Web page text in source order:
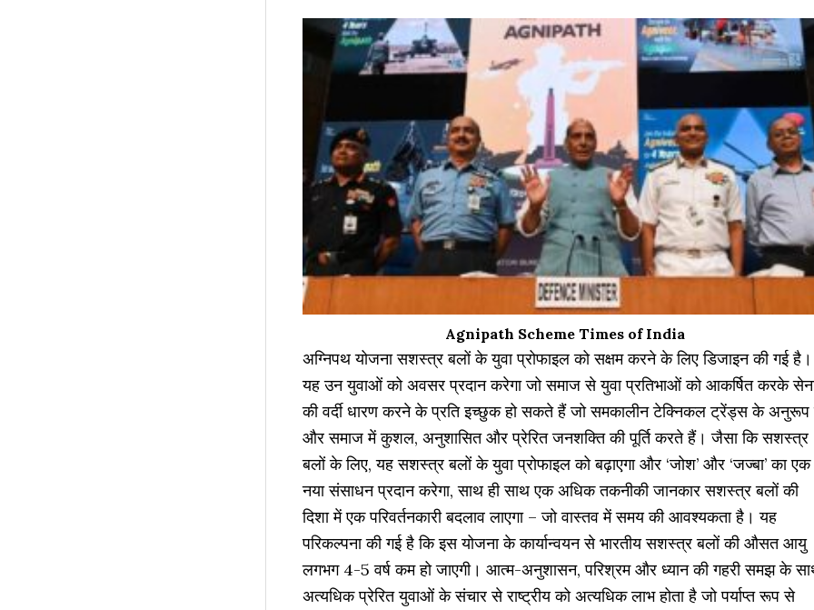
Agnipath Scheme Times of India
अग्निपथ योजना सशस्त्र बलों के युवा प्रोफाइल को सक्षम करने के लिए डिजाइन की गई है।
यह उन युवाओं को अवसर प्रदान करेगा जो समाज से युवा प्रतिभाओं को आकर्षित करके
की वर्दी धारण करने के प्रति इच्छुक हो सकते हैं जो समकालीन टेक्निकल ट्रेंड्स के अनुरूप
और समाज में कुशल, अनुशासित और प्रेरित जनशक्ति की पूर्ति करते हैं। जैसा कि सशस्त्र
बलों के लिए, यह सशस्त्र बलों के युवा प्रोफाइल को बढ़ाएगा और ‘जोश’ और ‘जज्बा’ का एक
नया संसाधन प्रदान करेगा, साथ ही साथ एक अधिक तकनीकी जानकार सशस्त्र बलों की
दिशा में एक परिवर्तनकारी बदलाव लाएगा – जो वास्तव में समय की आवश्यकता है। यह
परिकल्पना की गई है कि इस योजना के कार्यान्वयन से भारतीय सशस्त्र बलों की औसत आयु
लगभग 4-5 वर्ष कम हो जाएगी। आत्म-अनुशासन, परिश्रम और ध्यान की गहरी समझ के
अत्यधिक प्रेरित युवाओं के संचार से राष्ट्रीय को अत्यधिक लाभ होता है जो पर्याप्त रूप से